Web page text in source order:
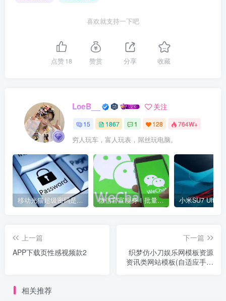
喜欢就支持一下吧
点赞18 赞赏 分享 收藏
LoeB__ 关注
15 1867 1 128 764W+
穷人玩车，富人玩表，屌丝玩电脑。
移动光猫超级密码是多少？移动光猫超级管理员后台账号与密码 微信官宣瘦身！批量清理原图新功能来了 安卓、iOS均可使用
上一篇
APP下载页性感视频款2
下一篇
织梦仿小刀娱乐网模板资源
资讯类网站模板(自适应手机
相关推荐